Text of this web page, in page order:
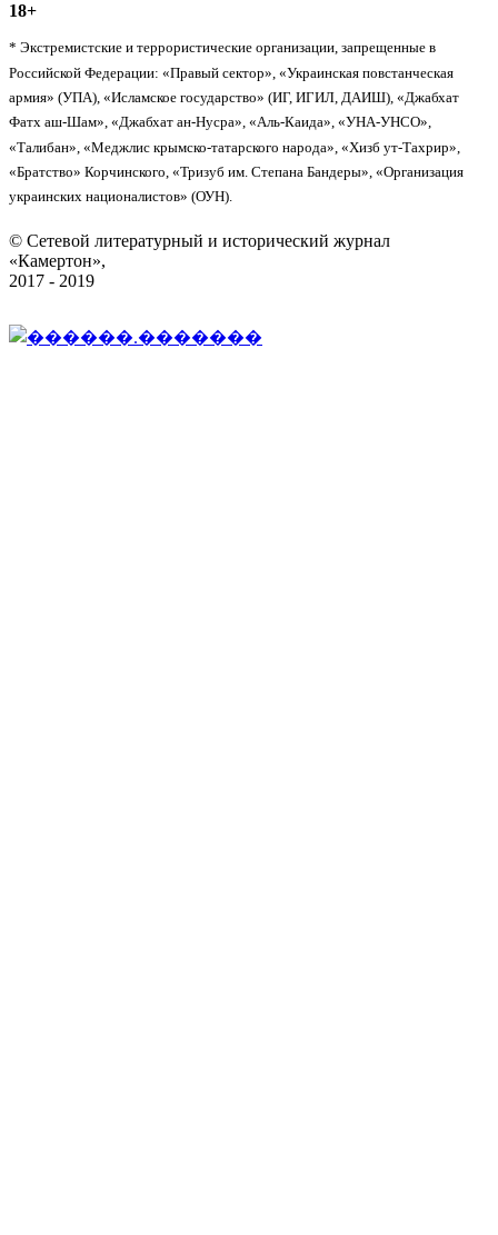
18+
* Экстремистские и террористические организации, запрещенные в
Российской Федерации: «Правый сектор», «Украинская повстанческая
армия» (УПА), «Исламское государство» (ИГ, ИГИЛ, ДАИШ), «Джабхат
Фатх аш-Шам», «Джабхат ан-Нусра», «Аль-Каида», «УНА-УНСО»,
«Талибан», «Меджлис крымско-татарского народа», «Хизб ут-Тахрир»,
«Братство» Корчинского, «Тризуб им. Степана Бандеры», «Организация
украинских националистов» (ОУН).
© Сетевой литературный и исторический журнал
«Камертон»,
2017 - 2019